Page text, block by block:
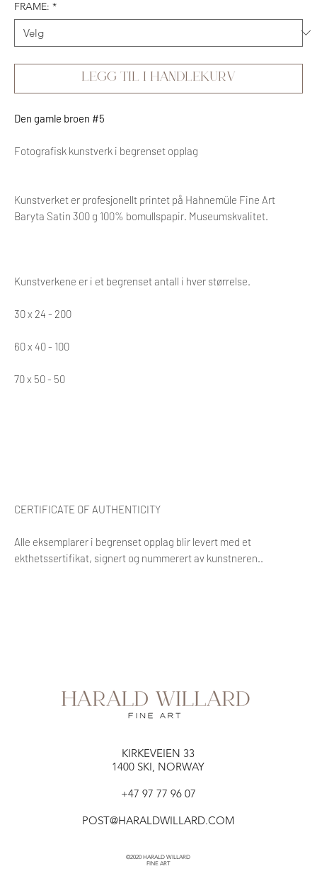
FRAME: *
Legg til i handlekurv
Den gamle broen #5
Fotografisk kunstverk i begrenset opplag
Kunstverket er profesjonellt printet på Hahnemüle Fine Art
Baryta Satin 300 g 100% bomullspapir. Museumskvalitet.
Kunstverkene er i et begrenset antall i hver størrelse.
30 x 24 - 200
60 x 40 - 100
70 x 50 - 50
CERTIFICATE OF AUTHENTICITY
Alle eksemplarer i begrenset opplag blir levert med et
ekthetssertifikat, signert og nummerert av kunstneren..
KIRKEVEIEN 33​​
1400 SKI, NORWAY
+47 97 77 96 07
POST@HARALDWILLARD.COM
©2020 HARALD WILLARD
FINE ART